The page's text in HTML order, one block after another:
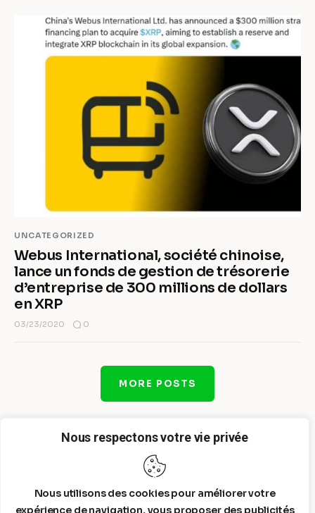
Nous respectons votre vie privée
Nous utilisons des cookies pour améliorer votre
expérience de navigation, vous proposer des publicités
UNCATEGORIZED
Webus International, société chinoise,
lance un fonds de gestion de trésorerie
d’entreprise de 300 millions de dollars
en XRP
03/23/2020 0
MORE POSTS